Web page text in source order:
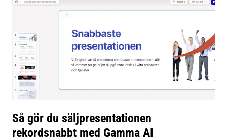
Så gör du säljpresentationen
rekordsnabbt med Gamma AI